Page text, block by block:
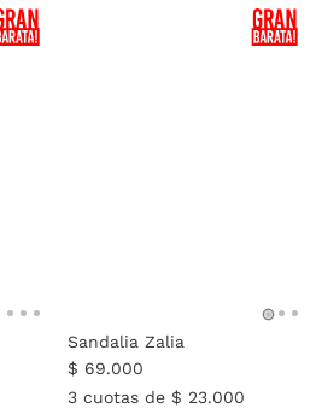
Sandalia Zalia
$ 69.000
3cuotas de $ 23.000